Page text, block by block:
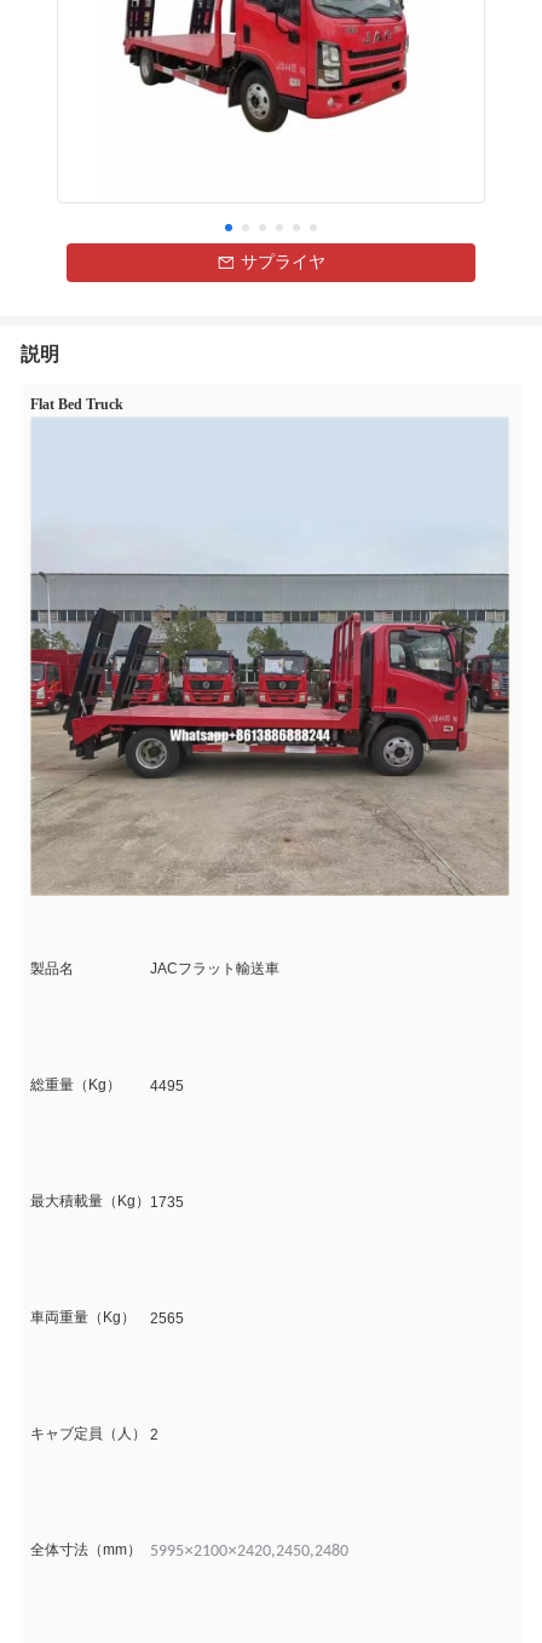
サプライヤ
説明
Flat Bed Truck
製品名 JACフラット輸送車
総重量（Kg） 4495
最大積載量（Kg） 1735
車両重量（Kg） 2565
キャブ定員（人） 2
全体寸法（mm） 5995×2100×2420,2450,2480